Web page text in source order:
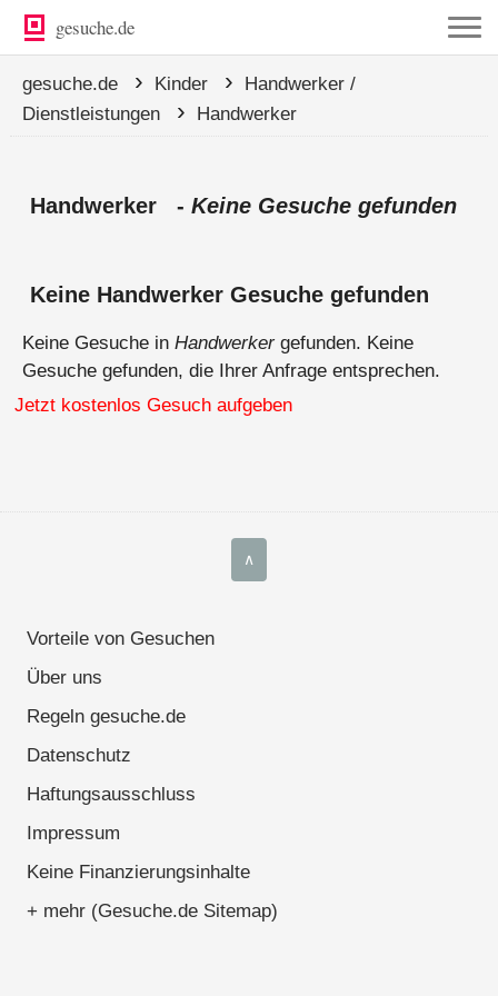
gesuche.de
gesuche.de › Kinder ›
Handwerker /
Dienstleistungen
› Handwerker
Handwerker - Keine Gesuche gefunden
Keine Handwerker Gesuche gefunden
Keine Gesuche in Handwerkergefunden. Keine
Gesuche gefunden, die Ihrer Anfrage entsprechen.
Jetzt kostenlos Gesuch aufgeben
∧
Vorteile von Gesuchen
Über uns
Regeln gesuche.de
Datenschutz
Haftungsausschluss
Impressum
Keine Finanzierungsinhalte
+ mehr (Gesuche.de Sitemap)